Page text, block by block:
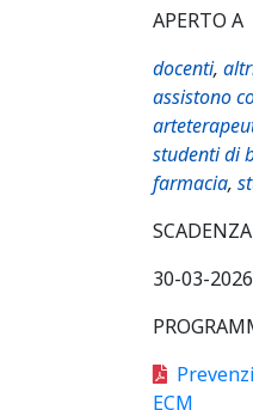
APERTO A
docenti,
assistono
studenti di
farmacia,
SCADENZA
30-03-2026
ECM